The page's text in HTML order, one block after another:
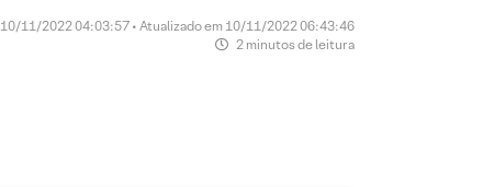
10/11/2022 04:03:57 • Atualizado em 10/11/2022 06:43:46
2 minutos de leitura